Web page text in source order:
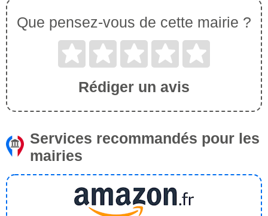
Que pensez-vous de cette mairie ?
Rédiger un avis
Services recommandés pour les
mairies